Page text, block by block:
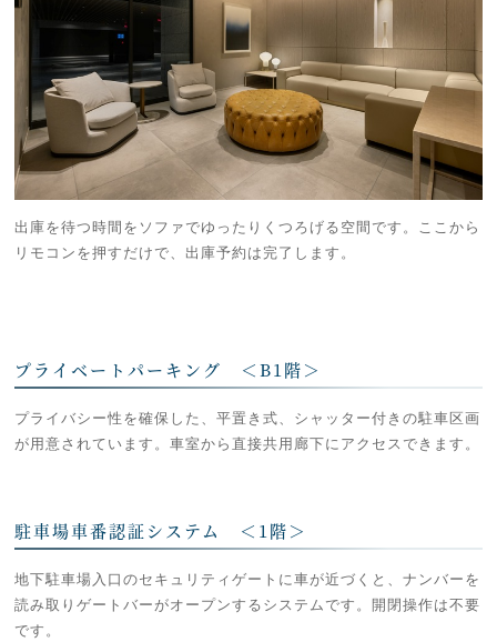
出庫を待つ時間をソファでゆったりくつろげる空間です。ここから
リモコンを押すだけで、出庫予約は完了します。
プライベートパーキング ＜B1階＞
プライバシー性を確保した、平置き式、シャッター付きの駐車区画
が用意されています。車室から直接共用廊下にアクセスできます。
駐車場車番認証システム ＜1階＞
地下駐車場入口のセキュリティゲートに車が近づくと、ナンバーを
読み取りゲートバーがオープンするシステムです。開閉操作は不要
です。